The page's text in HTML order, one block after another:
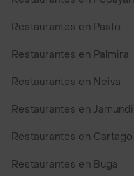
Restaurantes en Pasto
Restaurantes en Palmira
Restaurantes en Neiva
Restaurantes en Jamundi
Restaurantes en Cartago
Restaurantes en Buga